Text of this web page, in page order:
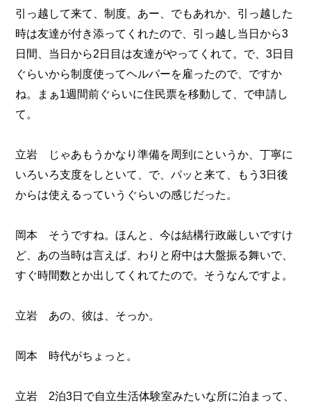
引っ越して来て、制度。あー、でもあれか、引っ越した
時は友達が付き添ってくれたので、引っ越し当日から3
日間、当日から2日目は友達がやってくれて。で、3日目
ぐらいから制度使ってヘルパーを雇ったので、ですか
ね。まぁ1週間前ぐらいに住民票を移動して、で申請し
て。
立岩 じゃあもうかなり準備を周到にというか、丁寧に
いろいろ支度をしといて、で、パッと来て、もう3日後
からは使えるっていうぐらいの感じだった。
岡本 そうですね。ほんと、今は結構行政厳しいですけ
ど、あの当時は言えば、わりと府中は大盤振る舞いで、
すぐ時間数とか出してくれてたので。そうなんですよ。
立岩 あの、彼は、そっか。
岡本 時代がちょっと。
立岩 2泊3日で自立生活体験室みたいな所に泊まって、